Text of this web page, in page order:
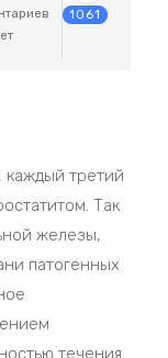
1061
каждый третий
Так
железы,
патогенных
течения